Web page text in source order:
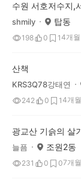
수원 서호저수지,
shmily 탑동
198 0 14개월
산책
KRS3Q78강태연
242 0 14개
광교산 기슭의 살
늘픔 조원2동
231 0 07개